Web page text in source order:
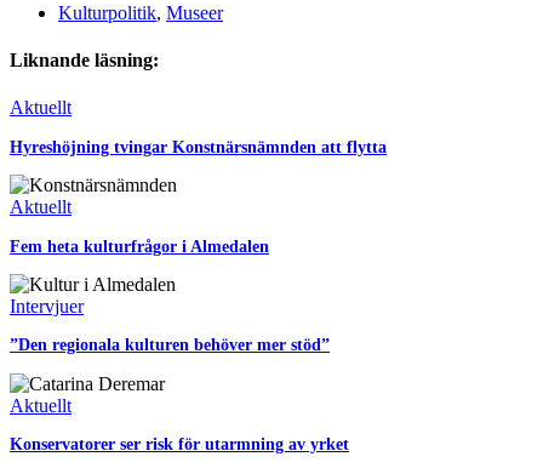
Kulturpolitik, Museer
Liknande läsning:
Aktuellt
Hyreshöjning tvingar Konstnärsnämnden att flytta
Aktuellt
Fem heta kulturfrågor i Almedalen
Intervjuer
”Den regionala kulturen behöver mer stöd”
Aktuellt
Konservatorer ser risk för utarmning av yrket